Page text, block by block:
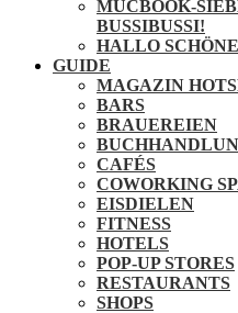
MUCBOOK-
BUSSIBUSSI!
HALLO
GUIDE
MAGAZIN
BARS
BRAUEREIEN
CAFÉS
COWORKING
EISDIELEN
FITNESS
HOTELS
POP-UP STORES
RESTAURANTS
SHOPS